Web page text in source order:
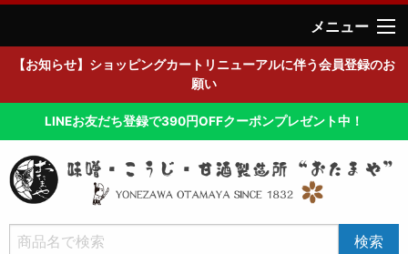
メニュー
【お知らせ】ショッピングカートリニューアルに伴う会員登録のお
願い
LINEお友だち登録で390円OFFクーポンプレゼント中！